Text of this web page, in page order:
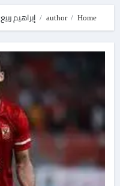
Home
author إبراهيم ربيع